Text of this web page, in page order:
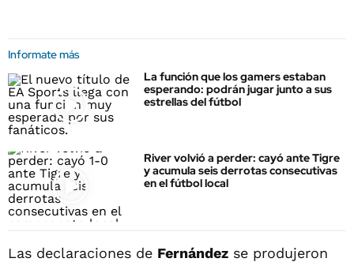
Informate más
La función que los gamers estaban
esperando: podrán jugar junto a sus
estrellas del fútbol
River volvió a perder: cayó ante Tigre
y acumula seis derrotas consecutivas
en el fútbol local
Las declaraciones de Fernández se produjeron